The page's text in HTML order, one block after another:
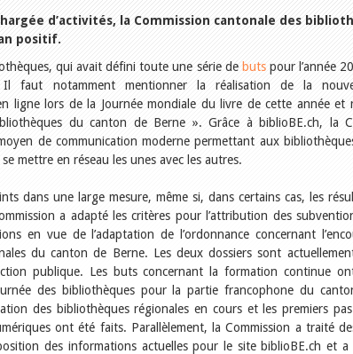
d’activités, la Commission cantonale des
positif.
qui avait défini toute une série de butspour l’année
notamment mentionner la réalisation de la
ligne lors de la Journée mondiale du livre de cette année et
du canton de Berne ». Grâce à biblioBE.ch, la
de communication moderne permettant aux
mettre en réseau les unes avec les autres.
dans une large mesure, même si, dans certains cas, les
a adapté les critères pour l’attribution des
en vue de l’adaptation de l’ordonnance concernant
du canton de Berne. Les deux dossiers sont
publique. Les buts concernant la formation continue
des bibliothèques pour la partie francophone du
des bibliothèques régionales en cours et les premiers
ont été faits. Parallèlement, la Commission a traité
des informations actuelles pour le site biblioBE.ch et a